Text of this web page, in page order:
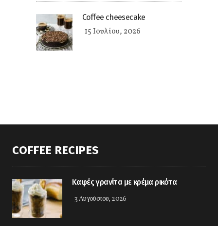
Coffee cheesecake
15 Ιουλίου, 2026
COFFEE RECIPES
Καφές γρανίτα με κρέμα ρικότα
3 Αυγούστου, 2026